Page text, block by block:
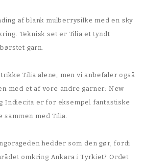
af blank mulberrysilke med en sky
Teknisk set er Tilia et tyndt
garn.
Tilia alene, men vi anbefaler også
med et af vore andre garner: New
Indiecita er for eksempel fantastiske
med Tilia.
hedder som den gør, fordi
omkring Ankara i Tyrkiet? Ordet